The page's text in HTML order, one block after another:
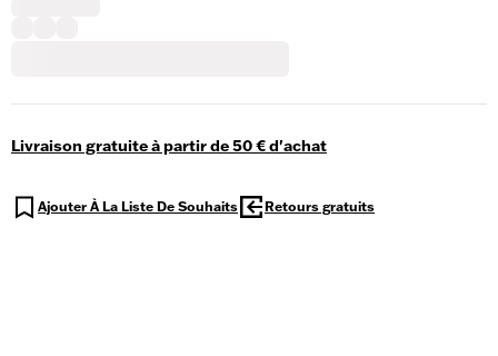
Livraison gratuite à partir de 50 € d'achat
Ajouter À La Liste De Souhaits Retours gratuits